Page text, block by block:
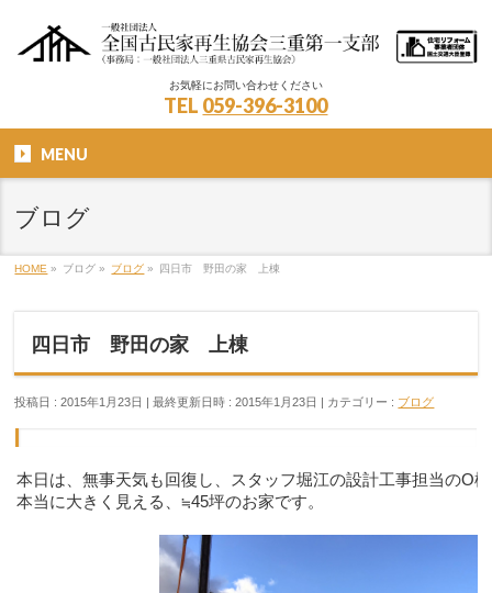
お気軽にお問い合わせください
TEL 059-396-3100
MENU
ブログ
HOME » ブログ » ブログ » 四日市 野田の家 上棟
四日市 野田の家 上棟
投稿日 : 2015年1月23日 最終更新日時 : 2015年1月23日 カテゴリー : ブログ
本日は、無事天気も回復し、スタッフ堀江の設計工事担当のO
本当に大きく見える、≒45坪のお家です。